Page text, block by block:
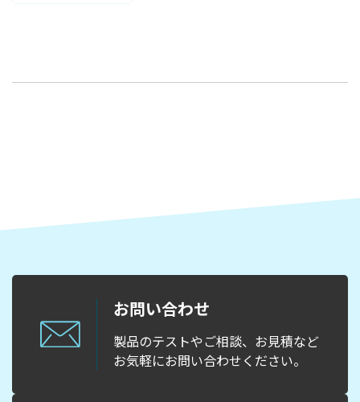
お問い合わせ
製品のテストやご相談、お見積など
お気軽にお問い合わせください。